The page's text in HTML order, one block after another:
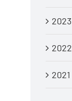
2023
2022
2021